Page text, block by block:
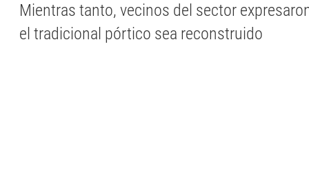
Mientras tanto, vecinos del sector
el tradicional pórtico sea reconstruido